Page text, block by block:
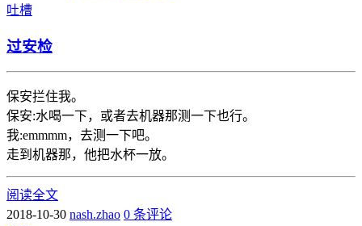
吐槽
过安检
保安拦住我。
保安:水喝一下，或者去机器那测一下也行。
我:emmmm，去测一下吧。
走到机器那，他把水杯一放。
阅读全文
2018-10-30 nash.zhao 0 条评论